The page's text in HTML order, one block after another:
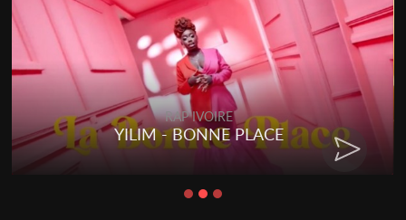
RAP IVOIRE
YILIM - BONNE PLACE